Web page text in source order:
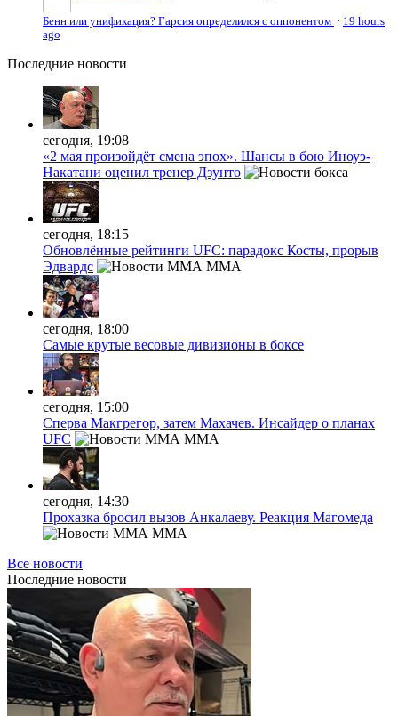
Бенн или унификация? Гарсия определился с оппонентом · 19 hours
ago
Последние новости
сегодня, 19:08
«2 мая произойдёт смена эпох». Шансы в бою Иноуэ-
Накатани оценил тренер Дзунто
сегодня, 18:15
Обновлённые рейтинги UFC: парадокс Косты, прорыв
Эдвардс
MMA
сегодня, 18:00
Самые крутые весовые дивизионы в боксе
сегодня, 15:00
Сперва Макгрегор, затем Махачев. Инсайдер о планах
UFC
MMA
сегодня, 14:30
Прохазка бросил вызов Анкалаеву. Реакция Магомеда
MMA
Все новости
Последние новости